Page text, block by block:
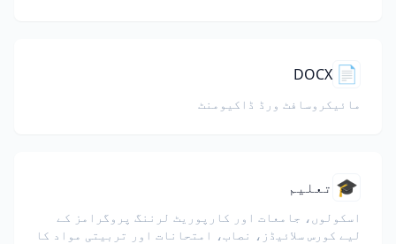
📄
DOCX
مائیکروسافٹ ورڈ ڈاکیومنٹ
🎓 تعلیم
اسکولوں، جامعات اور کارپوریٹ لرننگ پروگرامز کے
لیے کورس سلائیڈز، نصاب، امتحانات اور تربیتی مواد کا